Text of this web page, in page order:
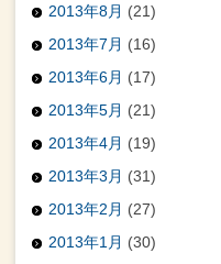
2013年8月 (21)
2013年7月 (16)
2013年6月 (17)
2013年5月 (21)
2013年4月 (19)
2013年3月 (31)
2013年2月 (27)
2013年1月 (30)